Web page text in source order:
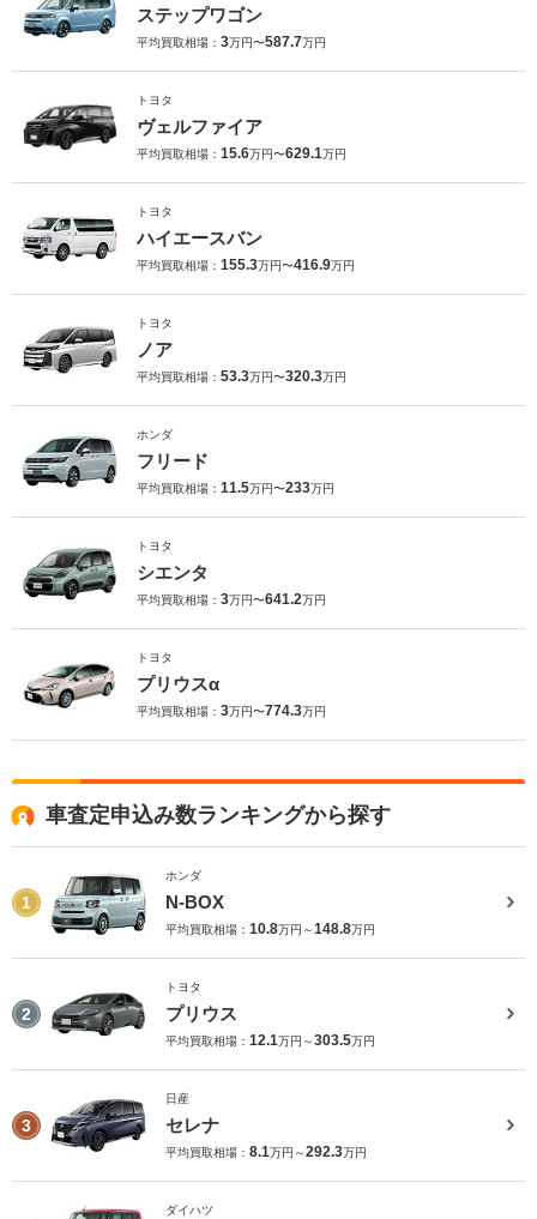
ステップワゴン
平均買取相場： 3万円〜587.7万円
トヨタ
ヴェルファイア
平均買取相場： 15.6万円〜629.1万円
トヨタ
ハイエースバン
平均買取相場： 155.3万円〜416.9万円
トヨタ
ノア
平均買取相場： 53.3万円〜320.3万円
ホンダ
フリード
平均買取相場： 11.5万円〜233万円
トヨタ
シエンタ
平均買取相場： 3万円〜641.2万円
トヨタ
プリウスα
平均買取相場： 3万円〜774.3万円
車査定申込み数ランキングから探す
1
ホンダ
N-BOX
平均買取相場： 10.8万円～148.8万円
2
トヨタ
プリウス
平均買取相場： 12.1万円～303.5万円
3
日産
セレナ
平均買取相場： 8.1万円～292.3万円
ダイハツ